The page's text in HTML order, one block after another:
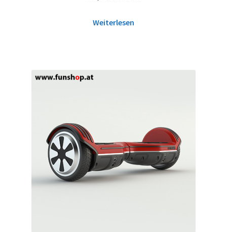
Weiterlesen